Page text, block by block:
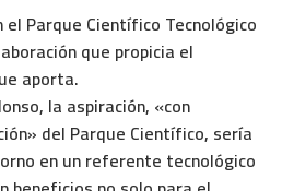
Parque Científico Tecnológico
que propicia el
aporta.
la aspiración, «con
del Parque Científico, sería
en un referente tecnológico